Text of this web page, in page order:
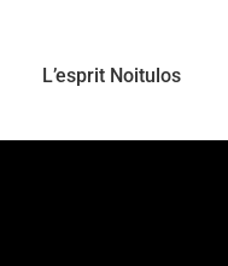
L’esprit Noitulos